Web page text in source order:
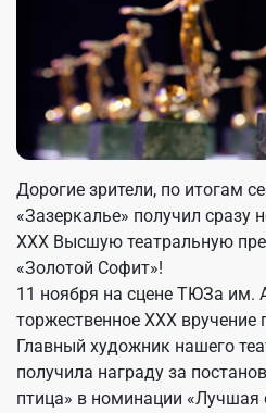
Дорогие зрители, по итогам
«Зазеркалье» получил сразу
ХХХ Высшую театральную
«Золотой Софит»!
11 ноября на сцене ТЮЗа им.
торжественное ХХХ вручение
Главный художник нашего
получила награду за
птица» в номинации «Лучшая